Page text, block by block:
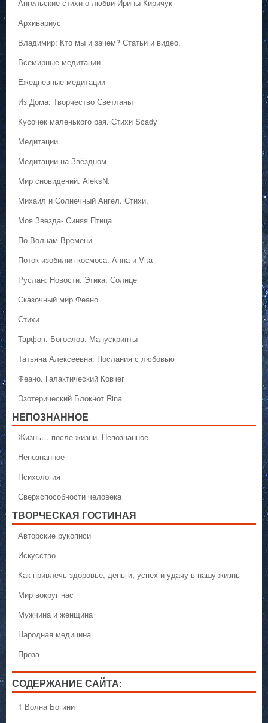
Ангельские стихи о любви Ирины Киричук
Архивариус
Владимир: Кто мы и зачем? Статьи и видео.
Всемирные медитации
Ежедневные медитации
Из Дома: Творчество Светланы
Кусочек маленького рая. Стихи Scady
Медитации
Медитации на Звёздном
Мир сновидений. AleksN.
Михаил и Солнечный Ангел. Стихи.
Моя Звезда- Синяя Птица
По Волнам Времени
Поток изобилия космоса. Анна и Vita
Руслан: Новости. Этика, Солнце
Сказочный мир Феано
Стихи
Тарфон. Богослов. Манускрипты
Татьяна Алексеевна: Послания с любовью
Феано. Галактический Ковчег
Эзотерический Блокнот Rina
НЕПОЗНАННОЕ
Жизнь… после жизни. Непознанное
Непознанное
Психология
Сверхспособности человека
ТВОРЧЕСКАЯ ГОСТИНАЯ
Авторские рукописи
Искусство
Как привлечь здоровье, деньги, успех и удачу в нашу жизнь
Мир вокруг нас
Мужчина и женщина
Народная медицина
Проза
СОДЕРЖАНИЕ САЙТА:
1 Волна Богини